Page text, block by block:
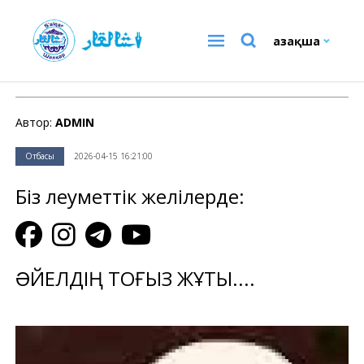
Қазақша
Автор: ADMIN
Отбасы 2026-04-15 16:21:00
Біз әлеуметтік желілерде:
ƏЙЕЛДІҢ ТОҒЫЗ ЖҰТЫ....